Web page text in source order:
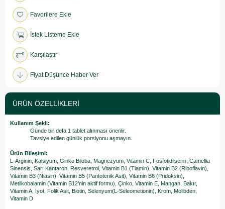
Favorilere Ekle
İstek Listeme Ekle
Karşılaştır
Fiyat Düşünce Haber Ver
ÜRÜN ÖZELLIKLERI
Kullanım Şekli:
Günde bir defa 1 tablet alınması önerilir.
Tavsiye edilen günlük porsiyonu aşmayın.
Ürün Bileşimi:
L-Arginin, Kalsiyum, Ginko Biloba, Magnezyum, Vitamin C, Fosfotidilserin, Camellia
Sinensis, Sarı Kantaron, Resveretrol, Vitamin B1 (Tiamin), Vitamin B2 (Riboflavin),
Vitamin B3 (Niasin), Vitamin B5 (Pantotenik Asit), Vitamin B6 (Pridoksin),
Metilkobalamin (Vitamin B12’nin aktif formu), Çinko, Vitamin E, Mangan, Bakır,
Vitamin A, İyot, Folik Asit, Biotin, Selenyum(L-Seleometionin), Krom, Molibden,
Vitamin D